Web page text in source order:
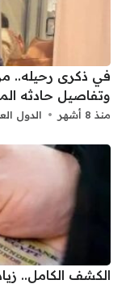
في ذكرى رحيله..
وتفاصيل حادثه
منذ 8 أشهر الدول